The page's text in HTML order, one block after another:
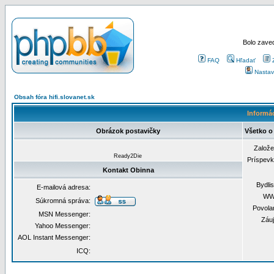
Bolo
FAQ Hľadať
Obsah fóra hifi.slovanet.sk
Obrázok postavičky Všetko
Ready2Die
Kontakt Obinna
E-mailová adresa:
Súkromná správa:
MSN Messenger:
Yahoo Messenger:
AOL Instant Messenger:
ICQ: